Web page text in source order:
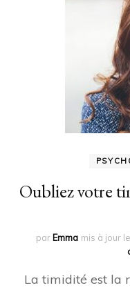
Oubliez votre
par Emma mis à jour le
La timidité est la